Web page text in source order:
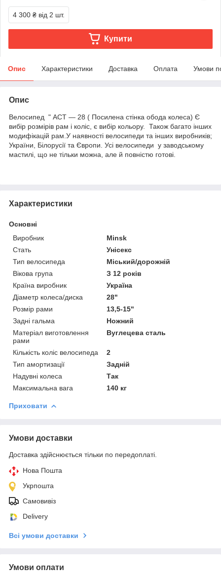
4 300 ₴ від 2 шт.
Купити
Опис Характеристики Доставка Оплата Умови
Опис
Велосипед " АСТ — 28 ( Посилена стінка обода колеса) Є
вибір розмірів рам і коліс, є вибір кольору. Також багато інших
модифікацій рам.У наявності велосипеди та інших виробників;
України, Білорусії та Європи. Усі велосипеди у заводському
мастилі, що не тільки можна, але й повністю готові.
Характеристики
Основні
Виробник
Minsk
Стать
Унісекс
Тип велосипеда
Міський/дорожній
Вікова група
З 12 років
Країна виробник
Україна
Діаметр колеса/диска
28"
Розмір рами
13,5-15"
Задні гальма
Ножний
Матеріал виготовлення
рами
Вуглецева сталь
Кількість коліс велосипеда
2
Тип амортизації
Задній
Надувні колеса
Так
Максимальна вага
140 кг
Приховати
Умови доставки
Доставка здійснюється тільки по передоплаті.
Нова Пошта
Укрпошта
Самовивіз
Delivery
Всі умови доставки
Умови оплати